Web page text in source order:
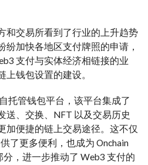
和交易所看到了行业的上升趋势
纷加快各地区支付牌照的申请，
支付与实体经济相链接的业
钱包设置的建设。
托管钱包平台，该平台集成了
送、交换、NFT 以及交易历史
加便捷的链上交易途径。这不仅
了更多便利，也成为 Onchain
分，进一步推动了 Web3 支付的